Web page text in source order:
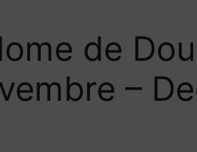
de
–